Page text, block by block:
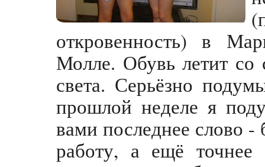
откровенность) в
Молле. Обувь летит со
света. Серьёзно
прошлой неделе я
вами последнее слово
работу, а ещё